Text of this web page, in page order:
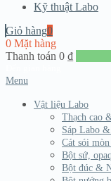
Kỹ thuật Labo
Giỏ hàng0
0 Mặt hàng
Thanh toán 0 ₫
Menu
Vật liệu Labo
Thạch cao
Sáp Labo
Cát sói
Bột sứ,
Bột đúc &